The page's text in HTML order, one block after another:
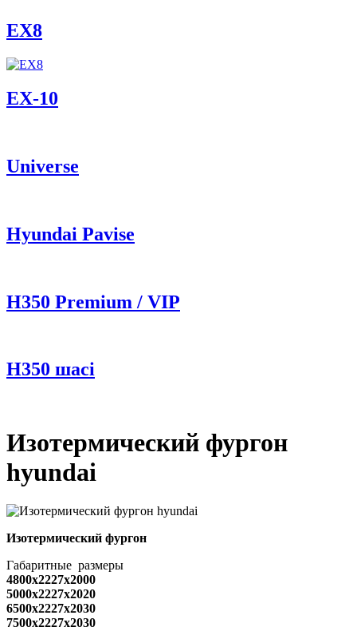
EX8
ЕХ-10
Universe
Hyundai Pavise
Н350 Premium / VIP
H350 шасі
Изотермический фургон
hyundai
Изотермический фургон
Габаритные размеры
4800х2227х2000
5000х2227х2020
6500х2227x2030
7500х2227x2030